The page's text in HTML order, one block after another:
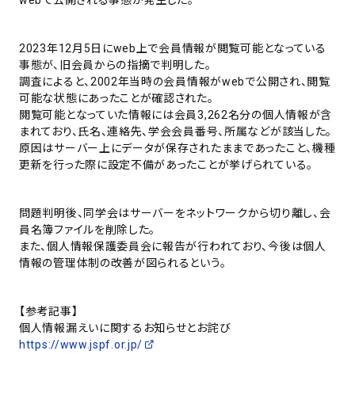
2023年12月5日にweb上で会員情報が閲覧可能となっている
事態が、旧会員からの指摘で判明した。
調査によると、2002年当時の会員情報がwebで公開され、閲覧
可能な状態にあったことが確認された。
閲覧可能となっていた情報には会員3,262名分の個人情報が含
まれており、氏名、連絡先、学会会員番号、所属などが該当した。
原因はサーバー上にデータが保存されたままであったこと、機種
更新を行った際に設定不備があったことが挙げられている。
問題判明後、同学会はサーバーをネットワークから切り離し、会
員名簿ファイルを削除した。
また、個人情報保護委員会に報告が行われており、今後は個人
情報の管理体制の改善が図られるという。
【参考記事】
個人情報漏えいに関するお知らせとお詫び
https://www.jspf.or.jp/